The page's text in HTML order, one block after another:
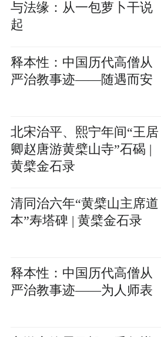
与法缘：从一包萝卜干说
起
释本性：中国历代高僧从
严治教事迹——随遇而安
北宋治平、熙宁年间“王居
卿赵唐游黄檗山寺”石碣 |
黄檗金石录
清同治六年“黄檗山主席道
本”寿塔碑 | 黄檗金石录
释本性：中国历代高僧从
严治教事迹——为人师表